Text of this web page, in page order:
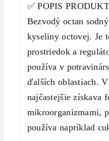
✅ POPIS
Bezvodý octan
kyseliny octovej. Je
prostriedok a
používa v
ďalších oblastiach.
najčastejšie získava
mikroorganizmami,
používa napríklad